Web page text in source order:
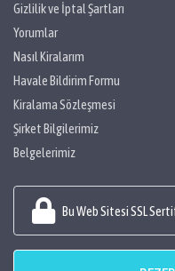
Gizlilik ve İptal Şartları
Yorumlar
Nasıl Kiralarım
Havale Bildirim Formu
Kiralama Sözleşmesi
Şirket Bilgilerimiz
Belgelerimiz
Bu Web Sitesi SSL